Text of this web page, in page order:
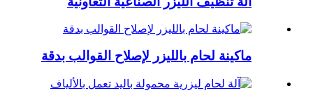
ماكينة لحام بالليزر لإصلاح القوالب بدقة